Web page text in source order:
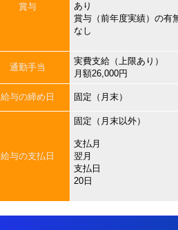
賞与
あり
賞与（前年度実績）の有
なし
通勤手当
実費支給（上限あり）
月額26,000円
給与の締め日 固定（月末）
給与の支払日
固定（月末以外）
支払月
翌月
支払日
20日